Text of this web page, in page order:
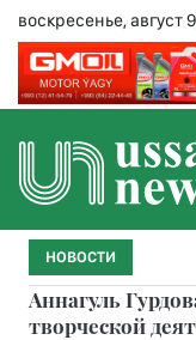
воскресенье, август
НОВОСТИ
Аннагуль
творческой